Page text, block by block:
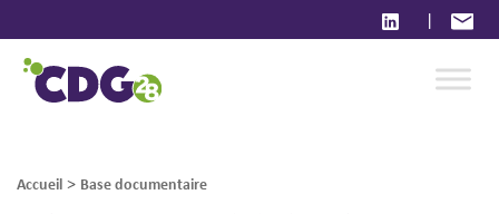
|
Accueil > Base documentaire